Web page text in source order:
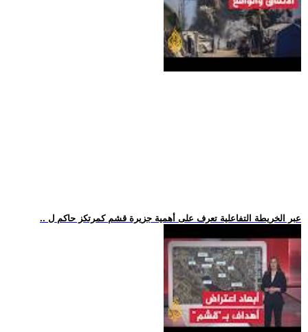
.. عبر الخريطة التفاعلية تعرف على أهمية جزيرة قشم كمرتكز حاكم ل